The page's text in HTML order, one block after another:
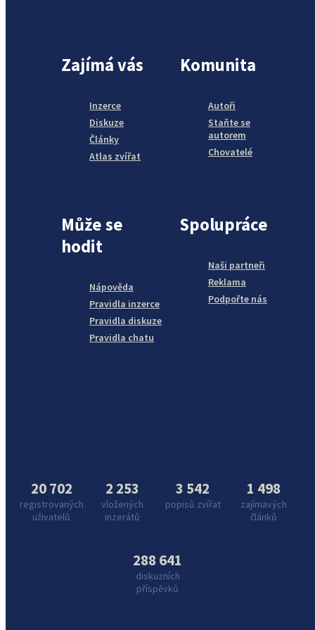
Zajímá vás
Inzerce
Diskuze
Články
Atlas zvířat
Komunita
Autoři
Staňte se
autorem
Chovatelé
Může se
hodit
Nápověda
Pravidla inzerce
Pravidla diskuze
Pravidla chatu
Spolupráce
Naši partneři
Reklama
Podpořte nás
20 702
registrovaných
uživatelů
2 253
vložených
inzerátů
3 542
popisů zvířat
1 498
zajímavých
článků
288 641
diskuzních
příspěvků